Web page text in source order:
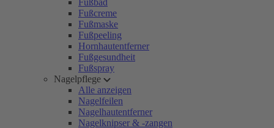
Fußbad
Fußcreme
Fußmaske
Fußpeeling
Hornhautentferner
Fußgesundheit
Fußspray
Nagelpflege
Alle anzeigen
Nagelfeilen
Nagelhautentferner
Nagelknipser & -zangen